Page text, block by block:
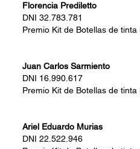
Florencia Prediletto
DNI 32.783.781
Premio Kit de Botellas de
Juan Carlos Sarmiento
DNI 16.990.617
Premio Kit de Botellas de
Ariel Eduardo Murias
DNI 22.522.946